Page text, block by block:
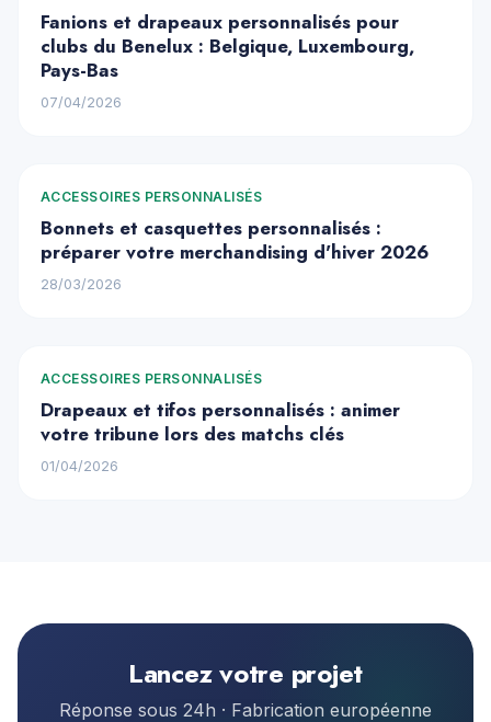
Fanions et drapeaux personnalisés pour
clubs du Benelux : Belgique, Luxembourg,
Pays-Bas
07/04/2026
ACCESSOIRES PERSONNALISÉS
Bonnets et casquettes personnalisés :
préparer votre merchandising d'hiver 2026
28/03/2026
ACCESSOIRES PERSONNALISÉS
Drapeaux et tifos personnalisés : animer
votre tribune lors des matchs clés
01/04/2026
Lancez votre projet
Réponse sous 24h · Fabrication européenne